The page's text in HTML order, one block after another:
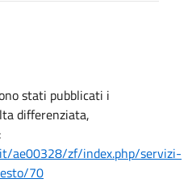
stati pubblicati i
differenziata,
ae00328/zf/index.php/servizi-
70